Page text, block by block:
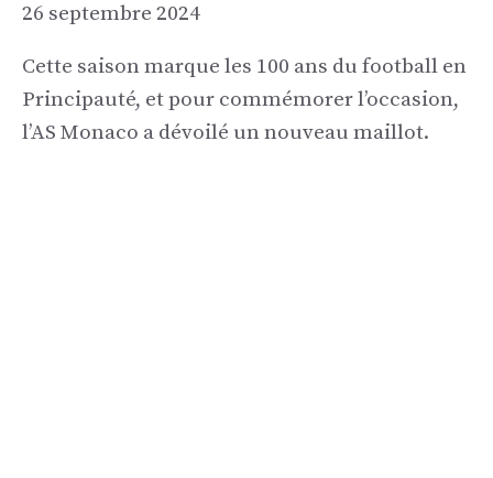
26 septembre 2024
Cette saison marque les 100 ans du football en
Principauté, et pour commémorer l’occasion,
l’AS Monaco a dévoilé un nouveau maillot.